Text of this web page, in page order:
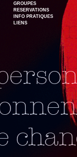
GROUPES
RESERVATIONS
INFO PRATIQUES
LIENS